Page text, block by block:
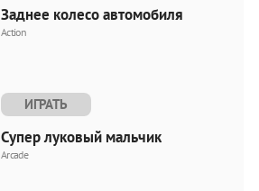
Заднее колесо автомобиля
Action
ИГРАТЬ
Супер луковый мальчик
Arcade